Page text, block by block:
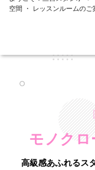
空間 ・ レッスンルームのご
モノクロ
高級感あふれるス